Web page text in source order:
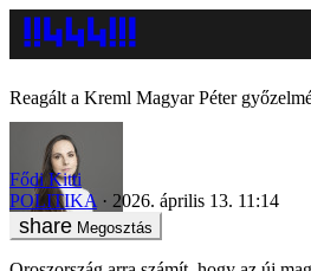
Reagált a Kreml Magyar Péter
Fődi Kitti
POLITIKA
2026. április 13. 11:14
Megosztás